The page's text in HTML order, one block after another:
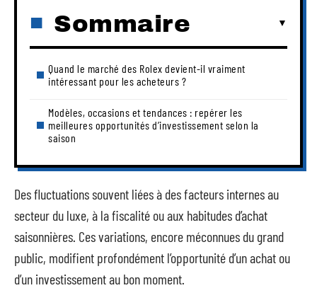
Sommaire
Quand le marché des Rolex devient-il vraiment
intéressant pour les acheteurs ?
Modèles, occasions et tendances : repérer les
meilleures opportunités d’investissement selon la
saison
Des fluctuations souvent liées à des facteurs internes au
secteur du luxe, à la fiscalité ou aux habitudes d’achat
saisonnières. Ces variations, encore méconnues du grand
public, modifient profondément l’opportunité d’un achat ou
d’un investissement au bon moment.